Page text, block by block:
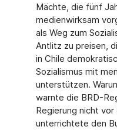
Mächte, die fünf
medienwirksam
als Weg zum
Antlitz zu preisen,
in Chile
Sozialismus mit
unterstützen.
warnte die BRD-
Regierung nicht
unterrichtete den